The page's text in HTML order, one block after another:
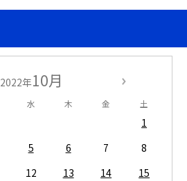
2022年10月
水 木 金 土
1
5 6 7
8
12 13 14
15